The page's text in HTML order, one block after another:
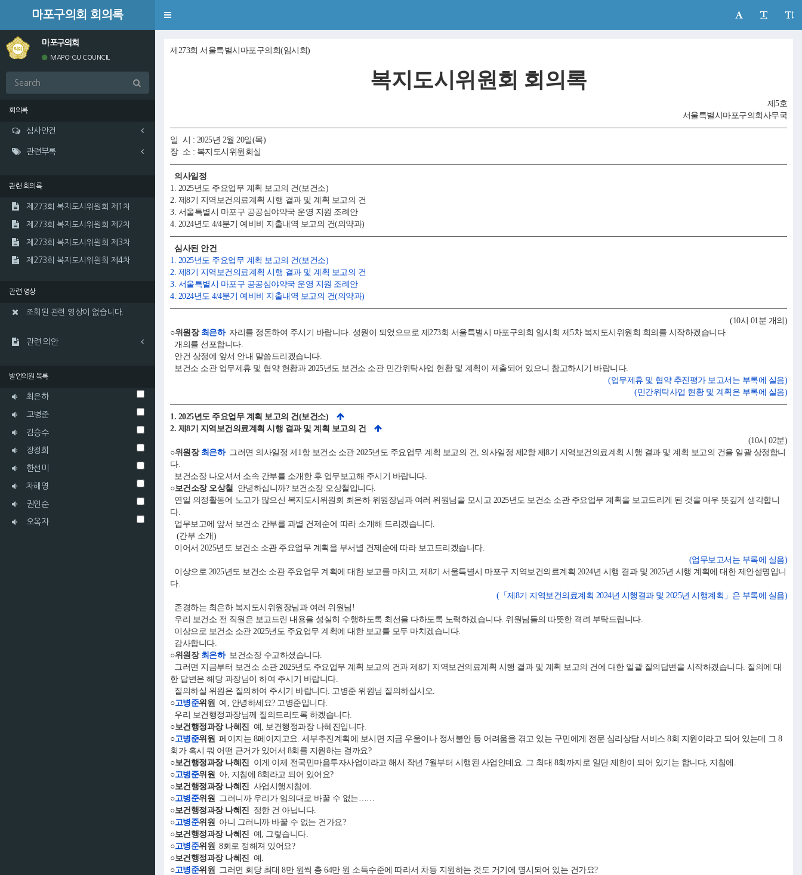
마포구의회 회의록
Toggle
마포구의회
MAPO-GU COUNCIL
회의록
심사안건
관련부록
관련 회의록
제273회 복지도시위원회 제1차
제273회 복지도시위원회 제2차
제273회 복지도시위원회 제3차
제273회 복지도시위원회 제4차
관련 영상
조회된 관련 영상이 없습니다.
관련 의안
발언의원 목록
최은하
고병준
김승수
장정희
한선미
차해영
권인순
오옥자
제273회 서울특별시마포구의회(임시회)
복지도시위원회 회의록
제5호
서울특별시마포구의회사무국
일 시 : 2025년 2월 20일(목)
장 소 : 복지도시위원회실
의사일정
1. 2025년도 주요업무 계획 보고의 건(보건소)
2. 제8기 지역보건의료계획 시행 결과 및 계획 보고의 건
3. 서울특별시 마포구 공공심야약국 운영 지원 조례안
4. 2024년도 4/4분기 예비비 지출내역 보고의 건(의약과)
심사된 안건
1. 2025년도 주요업무 계획 보고의 건(보건소)
2. 제8기 지역보건의료계획 시행 결과 및 계획 보고의 건
3. 서울특별시 마포구 공공심야약국 운영 지원 조례안
4. 2024년도 4/4분기 예비비 지출내역 보고의 건(의약과)
(10시 01분 개의)
○위원장 최은하자리를 정돈하여 주시기 바랍니다. 성원이 되었으므로 제273회 서울특별시 마포구의회 임시회 제5차 복지도시위원회 회의를 시작하겠습니다.
개의를 선포합니다.
안건 상정에 앞서 안내 말씀드리겠습니다.
보건소 소관 업무제휴 및 협약 현황과 2025년도 보건소 소관 민간위탁사업 현황 및 계획이 제출되어 있으니 참고하시기 바랍니다.
(업무제휴 및 협약 추진평가 보고서는 부록에 실음)
(민간위탁사업 현황 및 계획은 부록에 실음)
1. 2025년도 주요업무 계획 보고의 건(보건소)
2. 제8기 지역보건의료계획 시행 결과 및 계획 보고의 건
(10시 02분)
○위원장 최은하그러면 의사일정 제1항 보건소 소관 2025년도 주요업무 계획 보고의 건, 의사일정 제2항 제8기 지역보건의료계획 시행 결과 및 계획 보고의 건을 일괄 상정합니
다.
보건소장 나오셔서 소속 간부를 소개한 후 업무보고해 주시기 바랍니다.
○보건소장 오상철 안녕하십니까? 보건소장 오상철입니다.
연일 의정활동에 노고가 많으신 복지도시위원회 최은하 위원장님과 여러 위원님을 모시고 2025년도 보건소 소관 주요업무 계획을 보고드리게 된 것을 매우 뜻깊게 생각합니
다.
업무보고에 앞서 보건소 간부를 과별 건제순에 따라 소개해 드리겠습니다.
(간부 소개)
이어서 2025년도 보건소 소관 주요업무 계획을 부서별 건제순에 따라 보고드리겠습니다.
(업무보고서는 부록에 실음)
이상으로 2025년도 보건소 소관 주요업무 계획에 대한 보고를 마치고, 제8기 서울특별시 마포구 지역보건의료계획 2024년 시행 결과 및 2025년 시행 계획에 대한 제안설명입니
다.
(「제8기 지역보건의료계획 2024년 시행결과 및 2025년 시행계획」은 부록에 실음)
존경하는 최은하 복지도시위원장님과 여러 위원님!
우리 보건소 전 직원은 보고드린 내용을 성실히 수행하도록 최선을 다하도록 노력하겠습니다. 위원님들의 따뜻한 격려 부탁드립니다.
이상으로 보건소 소관 2025년도 주요업무 계획에 대한 보고를 모두 마치겠습니다.
감사합니다.
○위원장 최은하보건소장 수고하셨습니다.
그러면 지금부터 보건소 소관 2025년도 주요업무 계획 보고의 건과 제8기 지역보건의료계획 시행 결과 및 계획 보고의 건에 대한 일괄 질의답변을 시작하겠습니다. 질의에 대
한 답변은 해당 과장님이 하여 주시기 바랍니다.
질의하실 위원은 질의하여 주시기 바랍니다. 고병준 위원님 질의하십시오.
○고병준위원 예, 안녕하세요? 고병준입니다.
우리 보건행정과장님께 질의드리도록 하겠습니다.
○보건행정과장 나혜진 예, 보건행정과장 나혜진입니다.
○고병준위원 페이지는 8페이지고요. 세부추진계획에 보시면 지금 우울이나 정서불안 등 어려움을 겪고 있는 구민에게 전문 심리상담 서비스 8회 지원이라고 되어 있는데 그 8
회가 혹시 뭐 어떤 근거가 있어서 8회를 지원하는 걸까요?
○보건행정과장 나혜진 이게 이제 전국민마음투자사업이라고 해서 작년 7월부터 시행된 사업인데요. 그 최대 8회까지로 일단 제한이 되어 있기는 합니다, 지침에.
○고병준위원 아, 지침에 8회라고 되어 있어요?
○보건행정과장 나혜진 사업시행지침에.
○고병준위원 그러니까 우리가 임의대로 바꿀 수 없는……
○보건행정과장 나혜진 정한 건 아닙니다.
○고병준위원 아니 그러니까 바꿀 수 없는 건가요?
○보건행정과장 나혜진 예, 그렇습니다.
○고병준위원 8회로 정해져 있어요?
○보건행정과장 나혜진 예.
○고병준위원 그러면 회당 최대 8만 원씩 총 64만 원 소득수준에 따라서 차등 지원하는 것도 거기에 명시되어 있는 건가요?